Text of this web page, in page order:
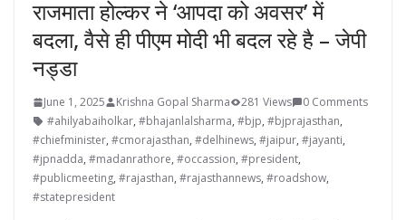
राजमाता होल्कर ने ‘आपदा को अवसर’ में
बदला, वैसे ही पीएम मोदी भी बदल रहे है – जेपी
नड्डा
June 1, 2025 Krishna Gopal Sharma 281 Views
0 Comments
#ahilyabaiholkar, #bhajanlalsharma, #bjp, #bjprajasthan,
#chiefminister, #cmorajasthan, #delhinews, #jaipur, #jayanti,
#jpnadda, #madanrathore, #occassion, #president,
#publicmeeting, #rajasthan, #rajasthannews, #roadshow,
#statepresident